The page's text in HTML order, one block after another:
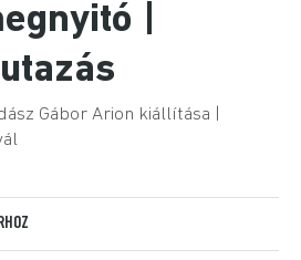
|
Gábor Arion kiállítása |